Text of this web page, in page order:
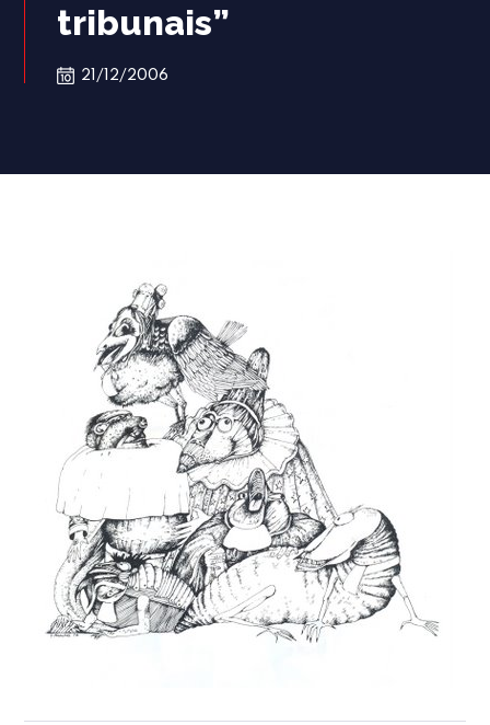
tribunais”
21/12/2006